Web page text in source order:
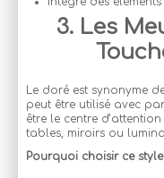
3. Les
Le doré est synonyme
peut être utilisé avec
être le centre
tables, miroirs ou
Pourquoi choisir ce style